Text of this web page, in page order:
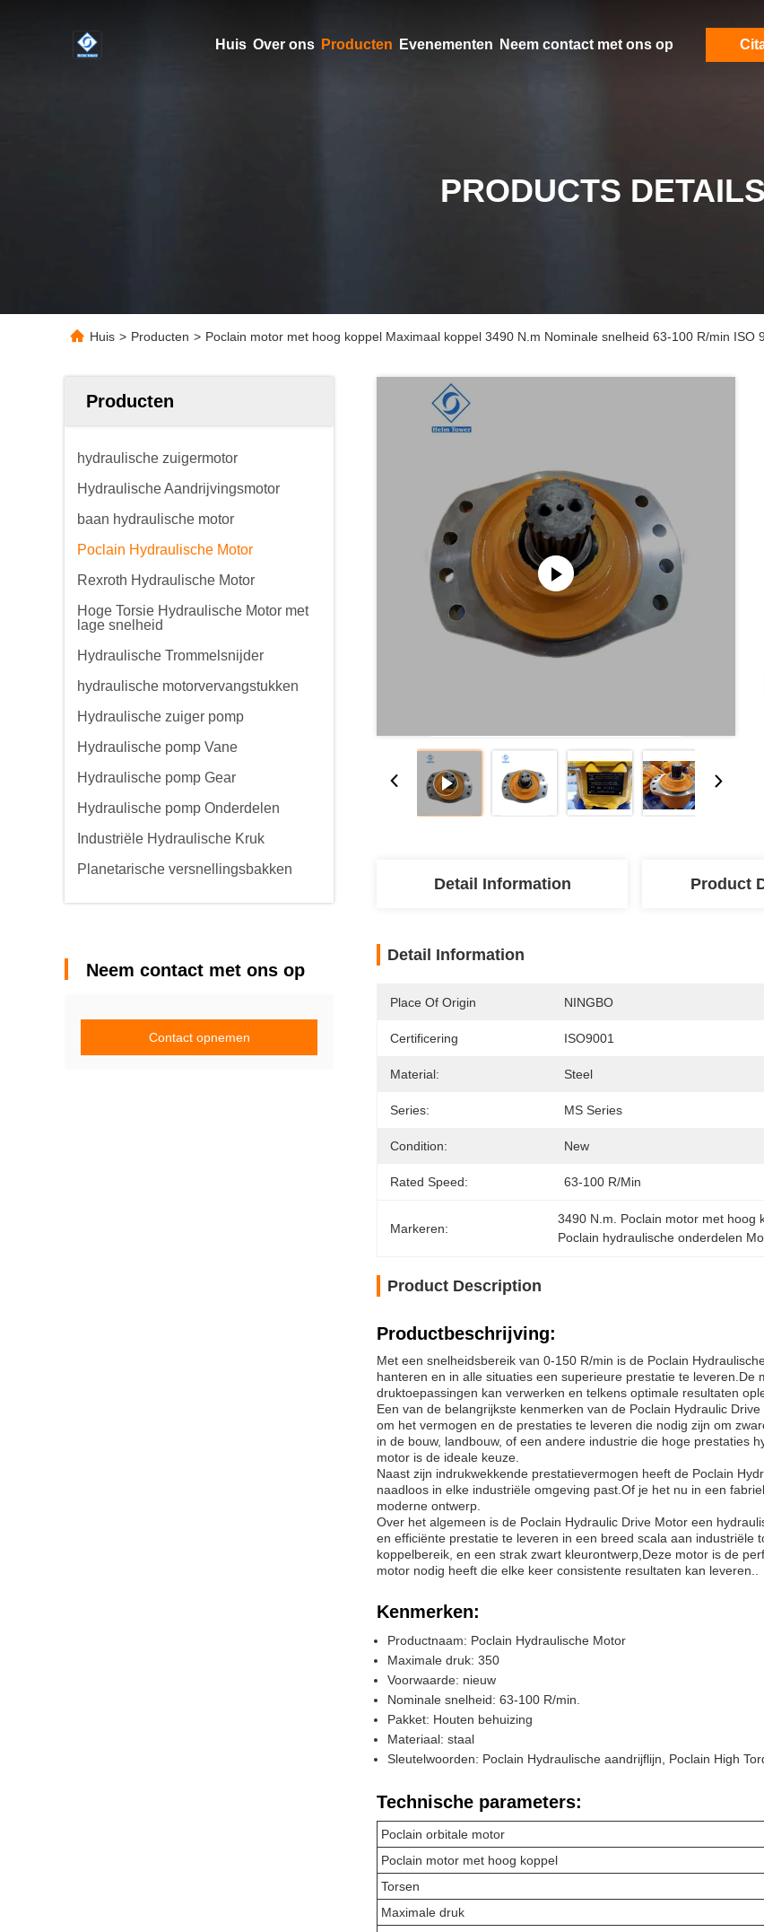
Huis Over ons Producten Evenementen Neem contact met ons op
PRODUCTS DETAILS
Huis > Producten > Poclain motor met hoog koppel Maximaal koppel 3490 N.m Nominale snelheid 63-100 R/min ISO
Producten
hydraulische zuigermotor
Hydraulische Aandrijvingsmotor
baan hydraulische motor
Poclain Hydraulische Motor
Rexroth Hydraulische Motor
Hoge Torsie Hydraulische Motor met
lage snelheid
Hydraulische Trommelsnijder
hydraulische motorvervangstukken
Hydraulische zuiger pomp
Hydraulische pomp Vane
Hydraulische pomp Gear
Hydraulische pomp Onderdelen
Industriële Hydraulische Kruk
Planetarische versnellingsbakken
Neem contact met ons op
Contact opnemen
Detail Information Product
Detail Information
Place Of Origin NINGBO
Certificering ISO9001
Material: Steel
Series: MS Series
Condition: New
Rated Speed: 63-100 R/min
Markeren:
3490 N.m. Poclain motor met hoog
Poclain hydraulische onderdelen
Product Description
Productbeschrijving:
Met een snelheidsbereik van 0-150 R/min is de Poclain
hanteren en in alle situaties een superieure prestatie te
druktoepassingen kan verwerken en telkens optimale resultaten
Een van de belangrijkste kenmerken van de Poclain Hydraulic
om het vermogen en de prestaties te leveren die nodig zijn om
in de bouw, landbouw, of een andere industrie die hoge prestaties
motor is de ideale keuze.
Naast zijn indrukwekkende prestatievermogen heeft de Poclain
naadloos in elke industriële omgeving past.Of je het nu in een
moderne ontwerp.
Over het algemeen is de Poclain Hydraulic Drive Motor een
en efficiënte prestatie te leveren in een breed scala aan industriële
koppelbereik, en een strak zwart kleurontwerp,Deze motor is de
motor nodig heeft die elke keer consistente resultaten kan leveren..
Kenmerken:
Productnaam: Poclain Hydraulische Motor
Maximale druk: 350
Voorwaarde: nieuw
Nominale snelheid: 63-100 R/min.
Pakket: Houten behuizing
Materiaal: staal
Sleutelwoorden: Poclain Hydraulische aandrijflijn, Poclain High
Technische parameters:
Poclain orbitale motor
Poclain motor met hoog koppel
Torsen
Maximale druk